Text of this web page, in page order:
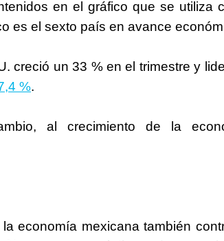
en el gráfico que se utiliza
es el sexto país en avance
creció un 33 % en el trimestre y
%.
al crecimiento de la
economía mexicana también